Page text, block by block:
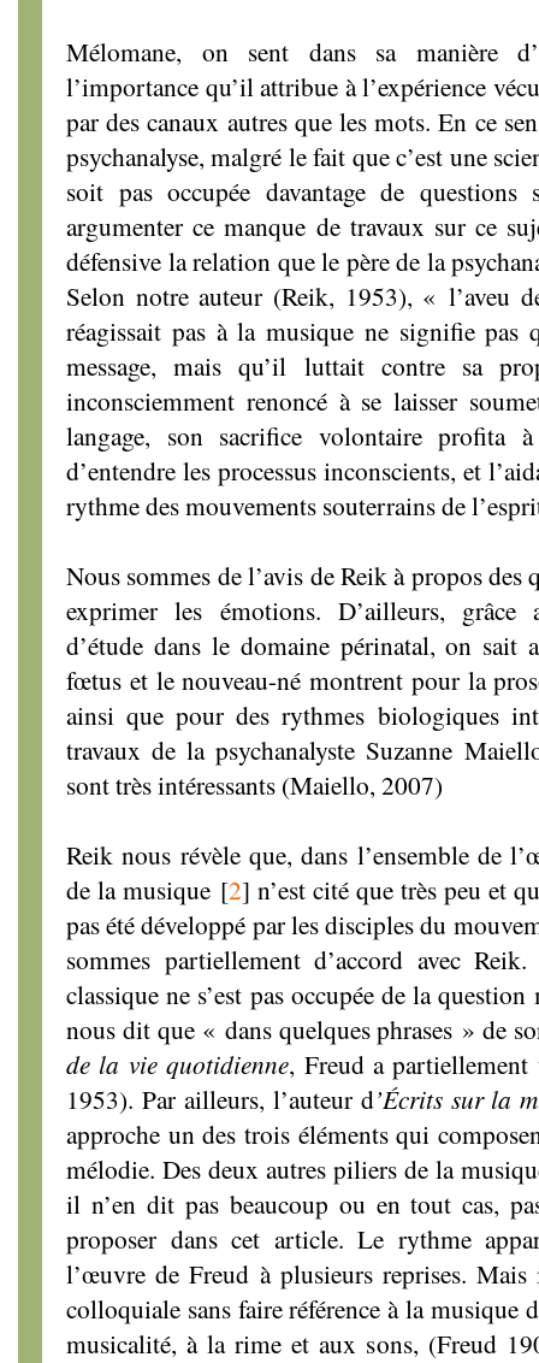
Mélomane, on sent dans sa manière
l’importance qu’il attribue à l’expérience
par des canaux autres que les mots. En ce
psychanalyse, malgré le fait que c’est une
soit pas occupée davantage de questions
argumenter ce manque de travaux sur ce
défensive la relation que le père de la
Selon notre auteur (Reik, 1953), « l’aveu
réagissait pas à la musique ne signifie pas
message, mais qu’il luttait contre sa
inconsciemment renoncé à se laisser
langage, son sacrifice volontaire profita
d’entendre les processus inconscients, et
rythme des mouvements souterrains de
Nous sommes de l’avis de Reik à propos
exprimer les émotions. D’ailleurs, grâce
d’étude dans le domaine périnatal, on sait
fœtus et le nouveau-né montrent pour la
ainsi que pour des rythmes biologiques
travaux de la psychanalyste Suzanne
sont très intéressants (Maiello, 2007)
Reik nous révèle que, dans l’ensemble de
de la musique [2] n’est cité que très peu et
pas été développé par les disciples du
sommes partiellement d’accord avec
classique ne s’est pas occupée de la
nous dit que « dans quelques phrases » de
de la vie quotidienne, Freud a
1953). Par ailleurs, l’auteur d’Écrits sur la
approche un des trois éléments qui
mélodie. Des deux autres piliers de la
il n’en dit pas beaucoup ou en tout cas,
proposer dans cet article. Le rythme
l’œuvre de Freud à plusieurs reprises.
colloquiale sans faire référence à la musique
musicalité, à la rime et aux sons, (Freud